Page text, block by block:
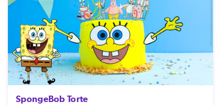
SpongeBob Torte